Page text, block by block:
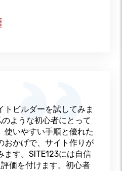
トビルダーを試してみま
ような初心者にとって
使いやすい手順と優れた
おかげで、サイト作りが
ます。SITE123には自信
価を付けます。初心者